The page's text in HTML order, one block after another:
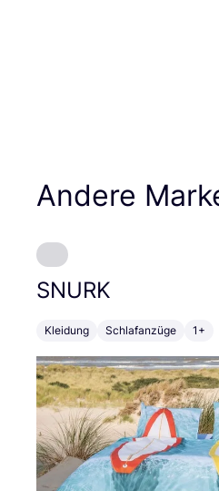
Andere
SNURK
Kleidung Schlafanzüge 1+